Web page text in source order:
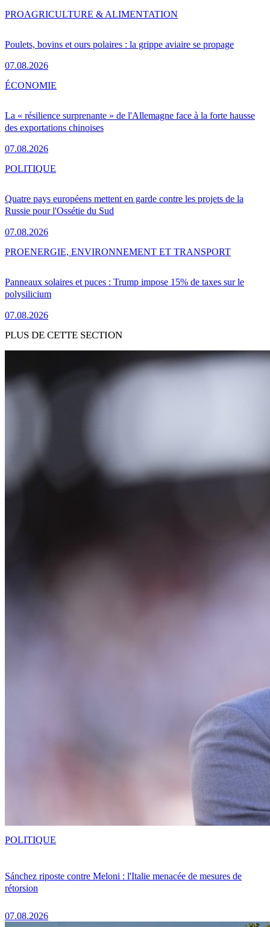
Poulets, bovins et ours polaires : la grippe aviaire se propage
07.08.2026
PROAGRICULTURE & ALIMENTATION
La « résilience surprenante » de l'Allemagne face à la forte hausse
des exportations chinoises
07.08.2026
ÉCONOMIE
Quatre pays européens mettent en garde contre les projets de la
Russie pour l'Ossétie du Sud
07.08.2026
POLITIQUE
Panneaux solaires et puces : Trump impose 15% de taxes sur le
polysilicium
07.08.2026
PROENERGIE, ENVIRONNEMENT ET TRANSPORT
PLUS DE CETTE SECTION
Sánchez riposte contre Meloni : l'Italie menacée de mesures de
rétorsion
07.08.2026
POLITIQUE